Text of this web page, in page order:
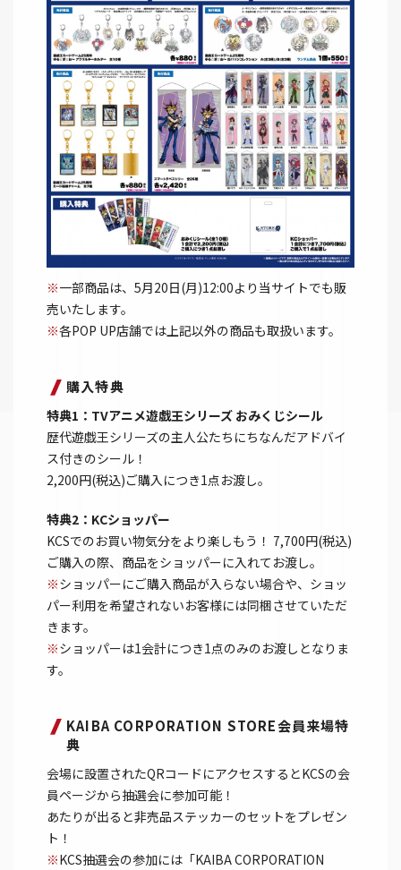
※一部商品は、5月20日(月)12:00より当サイトでも販
売いたします。
※各POP UP店舗では上記以外の商品も取扱います。
購入特典
特典1：TVアニメ遊戯王シリーズ おみくじシール
歴代遊戯王シリーズの主人公たちにちなんだアドバイ
ス付きのシール！
2,200円(税込)ご購入につき1点お渡し。
特典2：KCショッパー
KCSでのお買い物気分をより楽しもう！ 7,700円(税込)
ご購入の際、商品をショッパーに入れてお渡し。
※ショッパーにご購入商品が入らない場合や、ショッ
パー利用を希望されないお客様には同梱させていただ
きます。
※ショッパーは1会計につき1点のみのお渡しとなりま
す。
KAIBA CORPORATION STORE会員来場特
典
会場に設置されたQRコードにアクセスするとKCSの会
員ページから抽選会に参加可能！
あたりが出ると非売品ステッカーのセットをプレゼン
ト！
※KCS抽選会の参加には「KAIBA CORPORATION